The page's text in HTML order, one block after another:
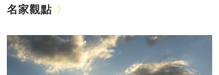
名家觀點